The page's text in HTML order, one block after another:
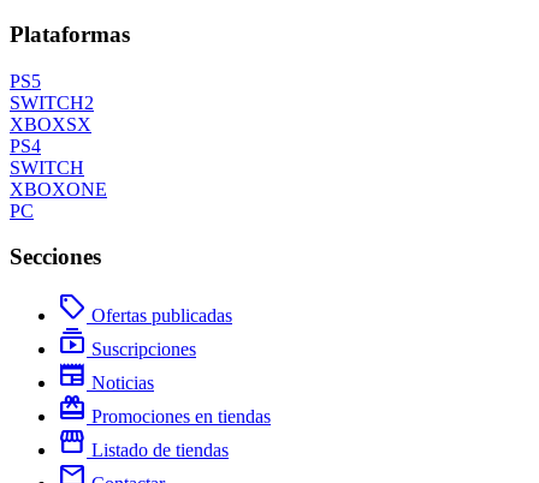
Plataformas
PS5
SWITCH2
XBOXSX
PS4
SWITCH
XBOXONE
PC
Secciones
local_offer Ofertas publicadas
subscriptions Suscripciones
newspaper Noticias
redeem Promociones en tiendas
storefront Listado de tiendas
mail